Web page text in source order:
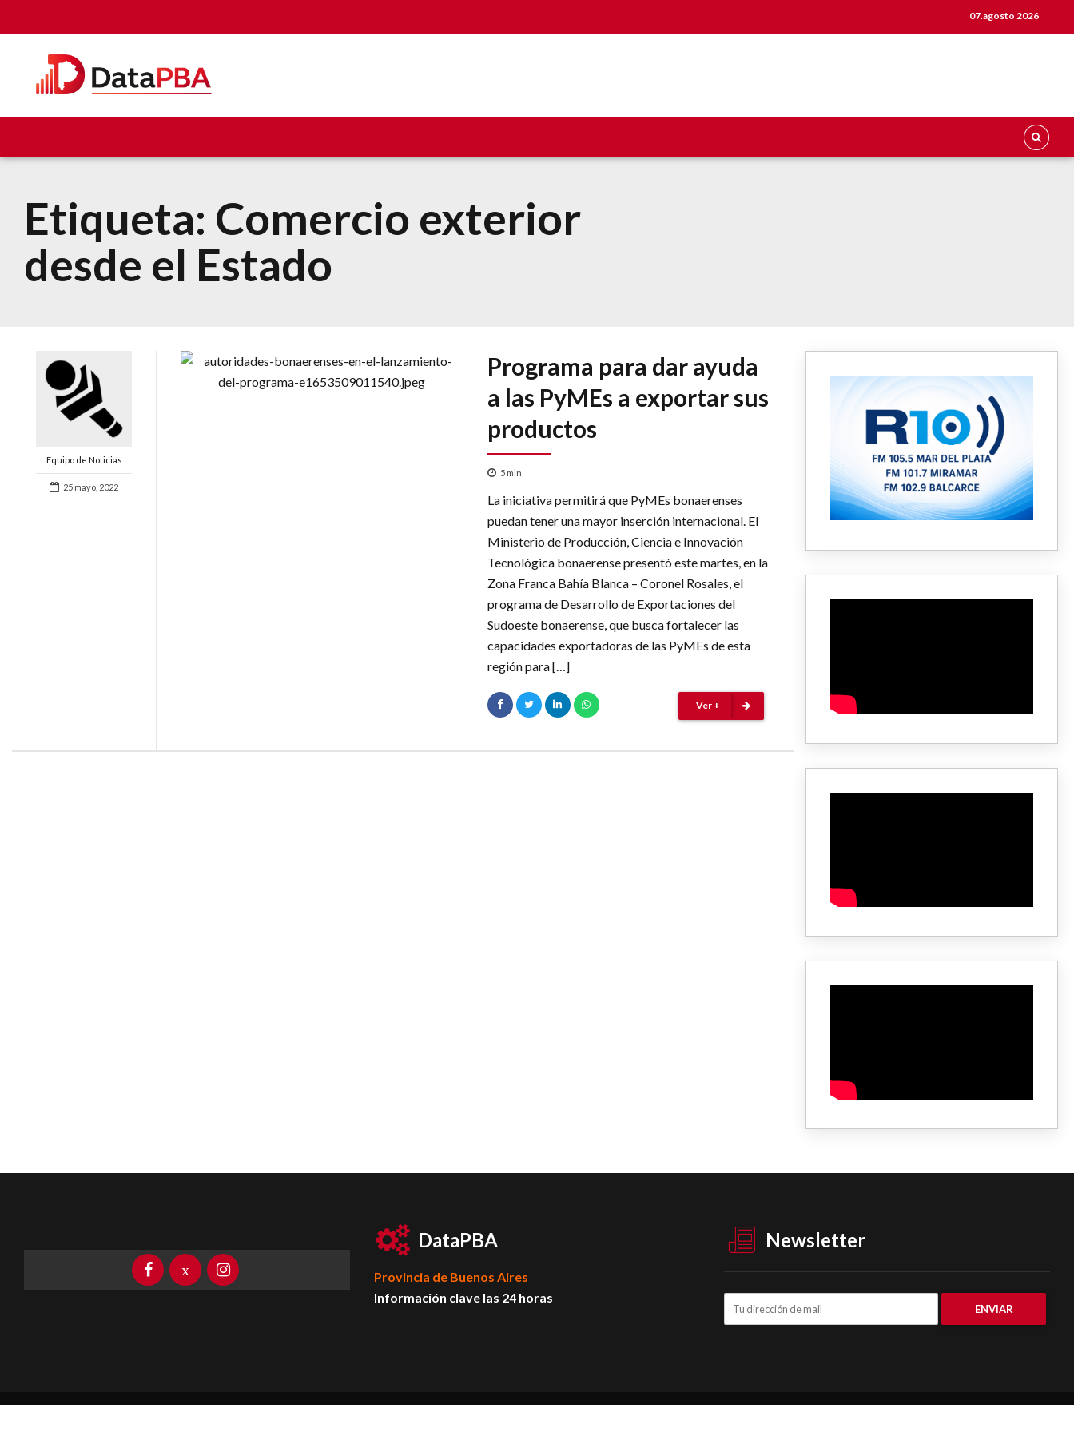
07.agosto 2026
Etiqueta: Comercio exterior
desde el Estado
Equipo de Noticias
25 mayo, 2022
Programa para dar ayuda
a las PyMEs a exportar sus
productos
5 min
La iniciativa permitirá que PyMEs bonaerenses
puedan tener una mayor inserción internacional. El
Ministerio de Producción, Ciencia e Innovación
Tecnológica bonaerense presentó este martes, en la
Zona Franca Bahía Blanca – Coronel Rosales, el
programa de Desarrollo de Exportaciones del
Sudoeste bonaerense, que busca fortalecer las
capacidades exportadoras de las PyMEs de esta
región para […]
Ver +
DataPBA
Provincia de Buenos Aires
Información clave las 24 horas
Newsletter